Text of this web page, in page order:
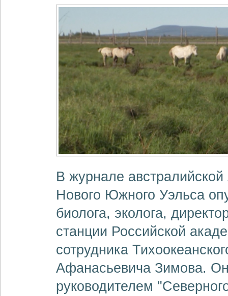
В журнале
Нового Южного Уэльса
биолога, эколога,
станции Российской
сотрудника
Афанасьевича Зимова.
руководителем